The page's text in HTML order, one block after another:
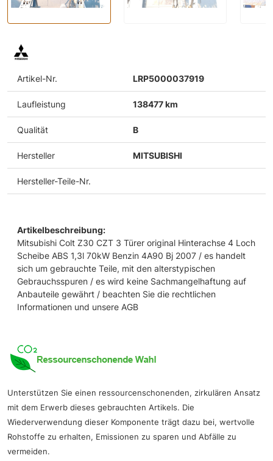
Artikel-Nr. LRP5000037919
Laufleistung 138477 km
Qualität B
Hersteller MITSUBISHI
Hersteller-Teile-Nr.
Artikelbeschreibung:
Mitsubishi Colt Z30 CZT 3 Türer original Hinterachse 4 Loch
Scheibe ABS 1,3l 70kW Benzin 4A90 Bj 2007 / es handelt
sich um gebrauchte Teile, mit den alterstypischen
Gebrauchsspuren / es wird keine Sachmangelhaftung auf
Anbauteile gewährt / beachten Sie die rechtlichen
Informationen und unsere AGB
Unterstützen Sie einen ressourcenschonenden, zirkulären Ansatz
mit dem Erwerb dieses gebrauchten Artikels. Die
Wiederverwendung dieser Komponente trägt dazu bei, wertvolle
Rohstoffe zu erhalten, Emissionen zu sparen und Abfälle zu
vermeiden.